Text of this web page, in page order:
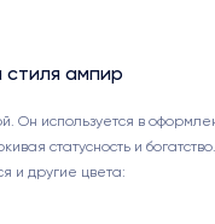
ампир
Он используется в
статусность и
и другие цвета: